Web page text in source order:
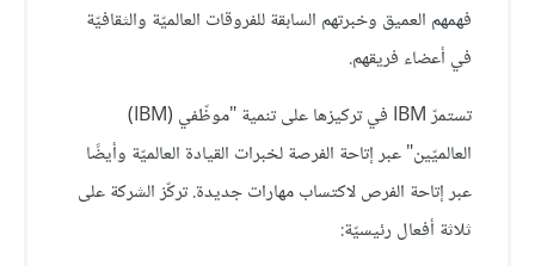
فهمهم العميق وخبرتهم السابقة للفروقات العالميّة والثقافيّة
في أعضاء فريقهم.
تستمرّ IBM في تركيزها على تنمية "موظّفي (IBM)
العالميّين" عبر إتاحة الفرصة لخبرات القيادة العالميّة وأيضًا
عبر إتاحة الفرص لاكتساب مهارات جديدة. تركّز الشركة على
ثلاثة أفعال رئيسيّة: